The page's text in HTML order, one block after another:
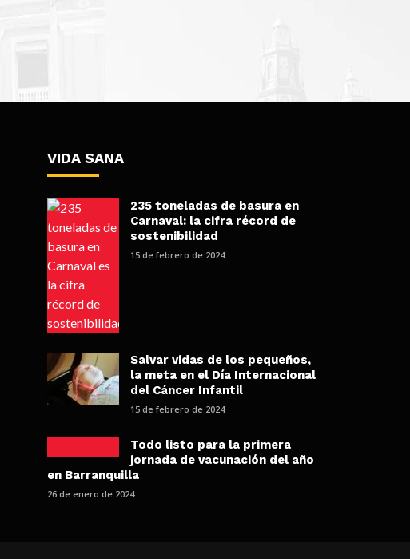
VIDA SANA
235 toneladas de basura en
Carnaval: la cifra récord de
sostenibilidad
15 de febrero de 2024
Salvar vidas de los pequeños,
la meta en el Día Internacional
del Cáncer Infantil
15 de febrero de 2024
Todo listo para la primera
jornada de vacunación del año
en Barranquilla
26 de enero de 2024